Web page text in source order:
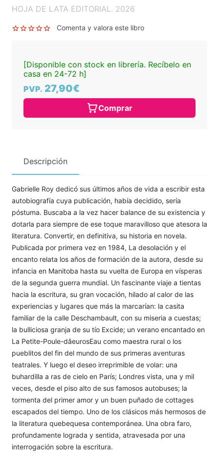
HOJA DE LATA EDITORIAL. 2026
Comenta y valora este libro
[Disponible con stock en librería. Recíbelo en
casa en 24-72 h]
PVP. 27,90€
Comprar
Descripción
Gabrielle Roy dedicó sus últimos años de vida a escribir esta
autobiografía cuya publicación, había decidido, sería
póstuma. Buscaba a la vez hacer balance de su existencia y
dotarla para siempre de ese toque maravilloso que atesora la
literatura. Convertir, en definitiva, su historia en novela.
Publicada por primera vez en 1984, La desolación y el
encanto relata los años de formación de la autora, desde su
infancia en Manitoba hasta su vuelta de Europa en vísperas
de la segunda guerra mundial. Un fascinante viaje a tientas
hacia la escritura, su gran vocación, hilado al calor de las
experiencias y lugares que más la marcarían: la casita
familiar de la calle Deschambault, con su miseria a cuestas;
la bulliciosa granja de su tío Excide; un verano encantado en
La Petite-Poule-dâeurosEau como maestra rural o los
pueblitos del fin del mundo de sus primeras aventuras
teatrales. Y luego el deseo irreprimible de volar: una
buhardilla a ras de cielo en París; Londres vista, una y mil
veces, desde el piso alto de sus famosos autobuses; la
tormenta del primer amor y un buen puñado de cottages
escapados del tiempo. Uno de los clásicos más hermosos de
la literatura quebequesa contemporánea. Una obra faro,
profundamente lograda y sentida, atravesada por una
interrogación sobre la escritura.